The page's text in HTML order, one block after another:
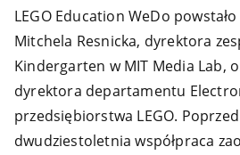
LEGO Education WeDo
Mitchela Resnicka, dyrektora
Kindergarten w MIT Media Lab,
dyrektora departamentu
przedsiębiorstwa LEGO.
dwudziestoletnia współpraca